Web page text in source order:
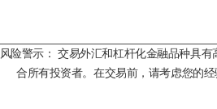
风险警示： 交易外汇和杠杆化金融品种具
合所有投资者。在交易前，请考虑您的